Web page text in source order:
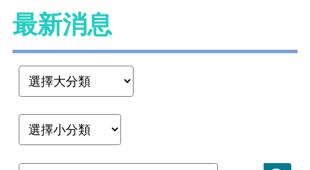
最新消息